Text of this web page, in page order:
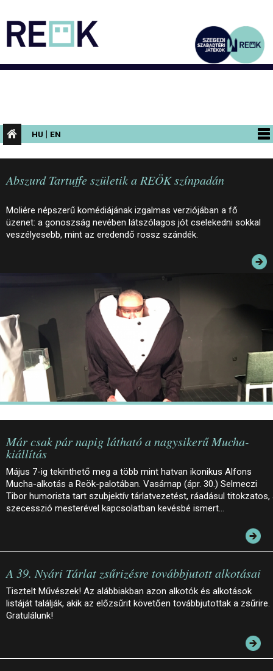
HU | EN
PROGRAMOK
KIÁLLÍTÁSOK
AZ ÉPÜLET
INFORMÁCIÓK
ELÉRHETŐSÉG
PALOTASÉTÁK ÉS VEZETÉSEK
KÖZÉRDEKŰ ADATOK
Abszurd Tartuffe születik a REÖK színpadán
Moliére népszerű komédiájának izgalmas verziójában a fő
üzenet: a gonoszság nevében látszólagos jót cselekedni sokkal
veszélyesebb, mint az eredendő rossz szándék.
Már csak pár napig látható a nagysikerű Mucha-
kiállítás
Május 7-ig tekinthető meg a több mint hatvan ikonikus Alfons
Mucha-alkotás a Reök-palotában. Vasárnap (ápr. 30.) Selmeczi
Tibor humorista tart szubjektív tárlatvezetést, ráadásul titokzatos,
szecesszió mesterével kapcsolatban kevésbé ismert…
A 39. Nyári Tárlat zsűrizésre továbbjutott alkotásai
Tisztelt Művészek! Az alábbiakban azon alkotók és alkotások
listáját találják, akik az előzsűrit követően továbbjutottak a zsűrire.
Gratulálunk!